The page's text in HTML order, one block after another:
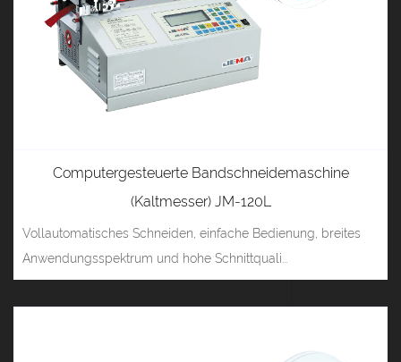
Computergesteuerte Bandschneidemaschine
(Kaltmesser) JM-120L
Vollautomatisches Schneiden, einfache Bedienung, breites
Anwendungsspektrum und hohe Schnittquali...